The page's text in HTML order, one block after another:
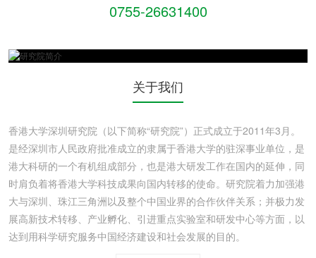
0755-26631400
关于我们
香港大学深圳研究院（以下简称“研究院”）正式成立于2011年3月。
是经深圳市人民政府批准成立的隶属于香港大学的驻深事业单位，是
港大科研的一个有机组成部分，也是港大研发工作在国内的延伸，同
时肩负着将香港大学科技成果向国内转移的使命。研究院着力加强港
大与深圳、珠江三角洲以及整个中国业界的合作伙伴关系；并极力发
展高新技术转移、产业孵化、引进重点实验室和研发中心等方面，以
达到用科学研究服务中国经济建设和社会发展的目的。